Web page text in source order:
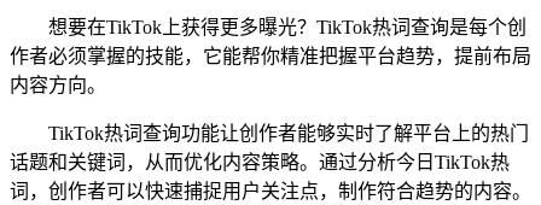
想要在TikTok上获得更多曝光？TikTok热词查询是每个创
作者必须掌握的技能，它能帮你精准把握平台趋势，提前布局
内容方向。
TikTok热词查询功能让创作者能够实时了解平台上的热门
话题和关键词，从而优化内容策略。通过分析今日TikTok热
词，创作者可以快速捕捉用户关注点，制作符合趋势的内容。